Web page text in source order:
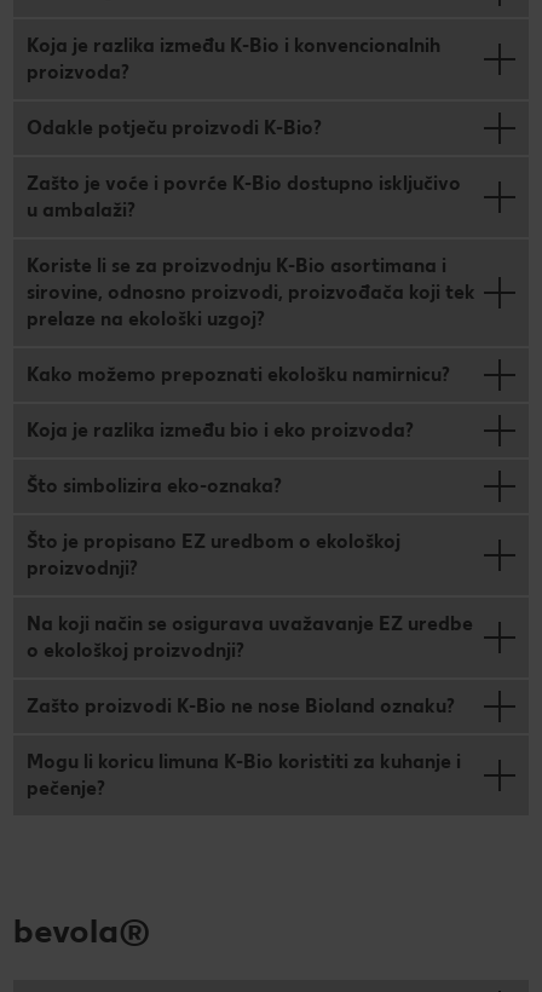
Koja je razlika između K-Bio i konvencionalnih
proizvoda?
Odakle potječu proizvodi K-Bio?
Zašto je voće i povrće K-Bio dostupno isključivo
u ambalaži?
Koriste li se za proizvodnju K-Bio asortimana i
sirovine, odnosno proizvodi, proizvođača koji tek
prelaze na ekološki uzgoj?
Kako možemo prepoznati ekološku namirnicu?
Koja je razlika između bio i eko proizvoda?
Što simbolizira eko-oznaka?
Što je propisano EZ uredbom o ekološkoj
proizvodnji?
Na koji način se osigurava uvažavanje EZ uredbe
o ekološkoj proizvodnji?
Zašto proizvodi K-Bio ne nose Bioland oznaku?
Mogu li koricu limuna K-Bio koristiti za kuhanje i
pečenje?
bevola®